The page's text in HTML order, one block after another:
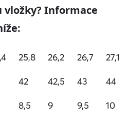
vložky? Informace
25,8 26,2 26,7 27,1
42 42,5 43 44
8,5 9 9,5 10